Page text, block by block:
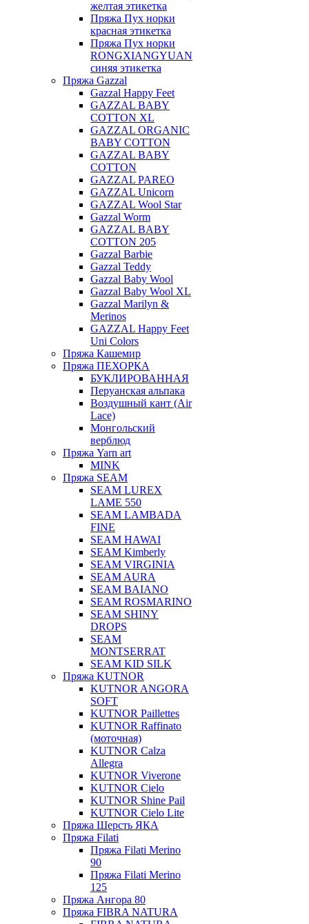
желтая этикетка
Пряжа Пух норки
красная этикетка
Пряжа Пух норки
RONGXIANGYUAN
синяя этикетка
Пряжа Gazzal
Gazzal Happy Feet
GAZZAL BABY
COTTON XL
GAZZAL ORGANIC
BABY COTTON
GAZZAL BABY
COTTON
GAZZAL PAREO
GAZZAL Unicorn
GAZZAL Wool Star
Gazzal Worm
GAZZAL BABY
COTTON 205
Gazzal Barbie
Gazzal Teddy
Gazzal Baby Wool
Gazzal Baby Wool XL
Gazzal Marilyn &
Merinos
GAZZAL Happy Feet
Uni Colors
Пряжа Кашемир
Пряжа ПЕХОРКА
БУКЛИРОВАННАЯ
Перуанская альпака
Воздушный кант (Air
Lace)
Монгольский
верблюд
Пряжа Yarn art
MINK
Пряжа SEAM
SEAM LUREX
LAME 550
SEAM LAMBADA
FINE
SEAM HAWAI
SEAM Kimberly
SEAM VIRGINIA
SEAM AURA
SEAM BAIANO
SEAM ROSMARINO
SEAM SHINY
DROPS
SEAM
MONTSERRAT
SEAM KID SILK
Пряжа KUTNOR
KUTNOR ANGORA
SOFT
KUTNOR Paillettes
KUTNOR Raffinato
(моточная)
KUTNOR Calza
Allegra
KUTNOR Viverone
KUTNOR Cielo
KUTNOR Shine Pail
KUTNOR Cielo Lite
Пряжа Шерсть ЯКА
Пряжа Filati
Пряжа Filati Merino
90
Пряжа Filati Merino
125
Пряжа Ангора 80
Пряжа FIBRA NATURA